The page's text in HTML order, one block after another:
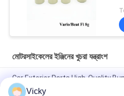
মোটরসাইকেলের ইঞ্জিনের খুচরা যন্ত্রাংশ
Car Exterior Parts High-Quality
CHANAN OSHAN​ Z6 Starry White
Vicky